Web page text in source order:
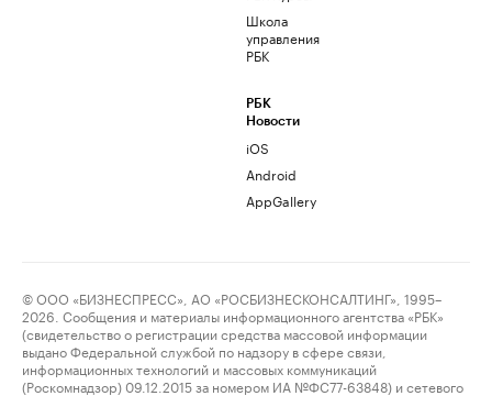
Школа
управления
РБК
РБК
Новости
iOS
Android
AppGallery
© ООО «БИЗНЕСПРЕСС», АО «РОСБИЗНЕСКОНСАЛТИНГ», 1995–
2026. Сообщения и материалы информационного агентства «РБК»
(свидетельство о регистрации средства массовой информации
выдано Федеральной службой по надзору в сфере связи,
информационных технологий и массовых коммуникаций
(Роскомнадзор) 09.12.2015 за номером ИА №ФС77-63848) и сетевого